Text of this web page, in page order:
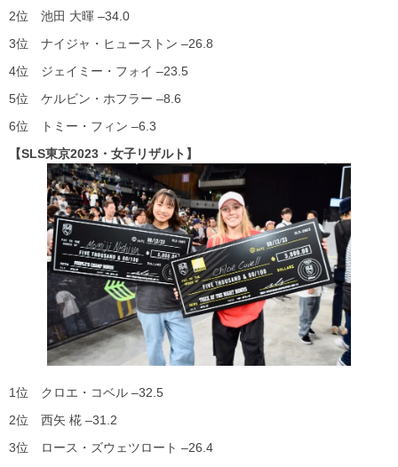
2位 池田 大暉 –34.0
3位 ナイジャ・ヒューストン –26.8
4位 ジェイミー・フォイ –23.5
5位 ケルビン・ホフラー –8.6
6位 トミー・フィン –6.3
【SLS東京2023・女子リザルト】
1位 クロエ・コベル –32.5
2位 西矢 椛 –31.2
3位 ロース・ズウェツロート –26.4